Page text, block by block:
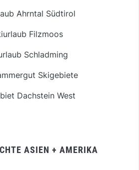
Ahrntal Südtirol
Filzmoos
Schladming
Skigebiete
Dachstein West
ASIEN + AMERIKA